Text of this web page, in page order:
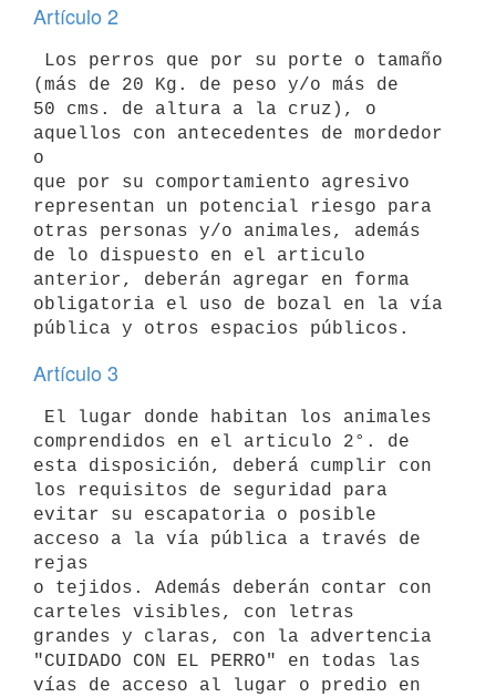
Artículo 2
(más de 20 Kg. de peso y/o más de
50 cms. de altura a la cruz), o
aquellos con antecedentes de mordedor
o
que por su comportamiento agresivo
representan un potencial riesgo para
otras personas y/o animales, además
de lo dispuesto en el articulo
anterior, deberán agregar en forma
obligatoria el uso de bozal en la vía
Artículo 3
comprendidos en el articulo 2°. de
esta disposición, deberá cumplir con
los requisitos de seguridad para
evitar su escapatoria o posible
acceso a la vía pública a través de
rejas
o tejidos. Además deberán contar con
carteles visibles, con letras
grandes y claras, con la advertencia
"CUIDADO CON EL PERRO" en todas las
vías de acceso al lugar o predio en